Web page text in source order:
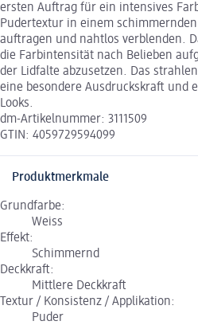
ersten Auftrag für ein intensives
Pudertextur in einem
auftragen und nahtlos verblenden.
die Farbintensität nach Belieben
der Lidfalte abzusetzen. Das
eine besondere Ausdruckskraft und
Looks.
dm-Artikelnummer: 3111509
GTIN: 4059729594099
Produktmerkmale
Grundfarbe:
Weiss
Effekt:
Schimmernd
Deckkraft:
Mittlere Deckkraft
Textur / Konsistenz / Applikation:
Puder